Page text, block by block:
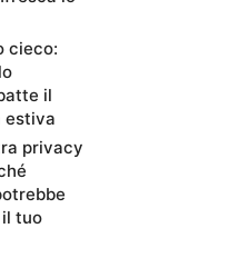
cieco:
il
estiva
privacy
tuo